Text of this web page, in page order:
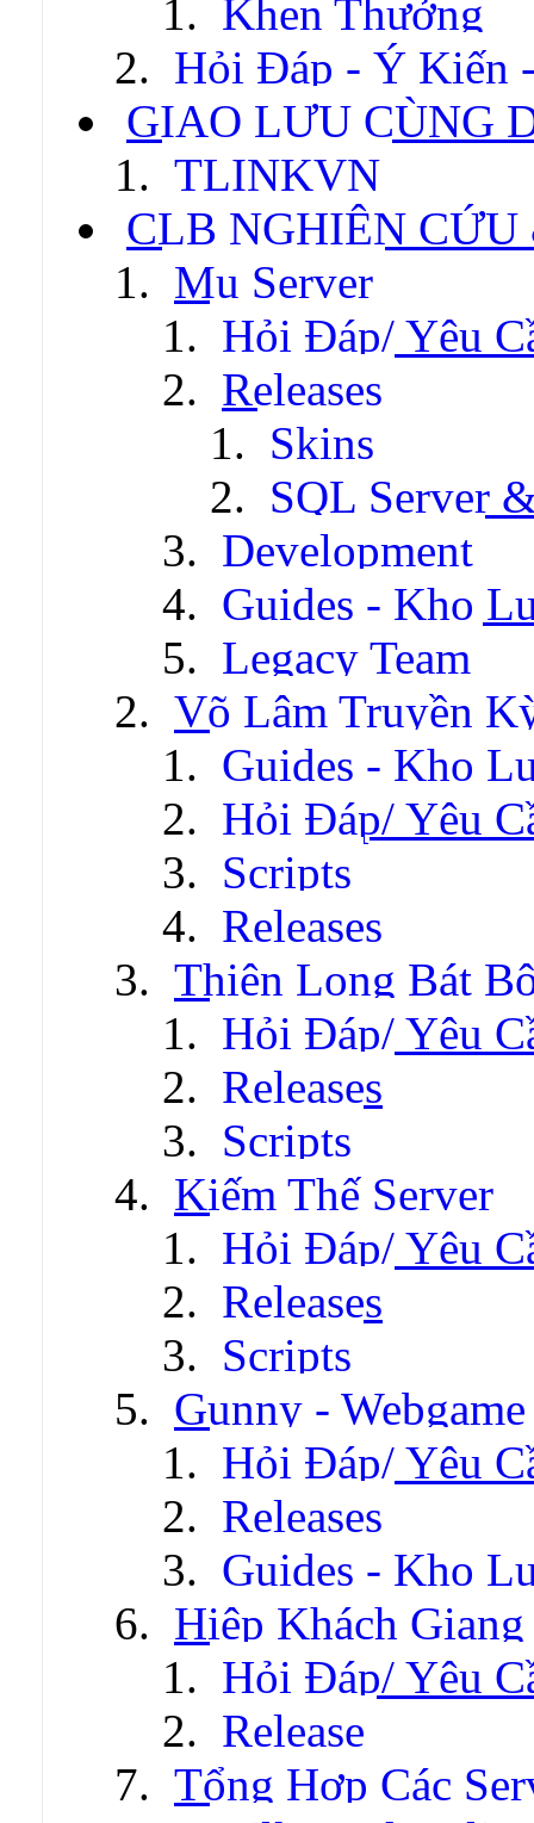
Khen Thưởng
Hỏi Đáp - Ý Kiến
GIAO LƯU CÙNG
TLINKVN
CLB NGHIÊN
Mu Server
Hỏi Đáp/ Yêu
Releases
Skins
SQL Server
Development
Guides - Kho
Legacy Team
Võ Lâm Truyền
Guides - Kho
Hỏi Đáp/ Yêu
Scripts
Releases
Thiên Long Bát
Hỏi Đáp/ Yêu
Releases
Scripts
Kiếm Thế Server
Hỏi Đáp/ Yêu
Releases
Scripts
Gunny -
Hỏi Đáp/ Yêu
Releases
Guides - Kho
Hiệp Khách
Hỏi Đáp/ Yêu
Release
Tổng Hợp Các